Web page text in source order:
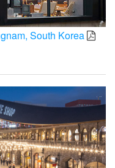
South Korea